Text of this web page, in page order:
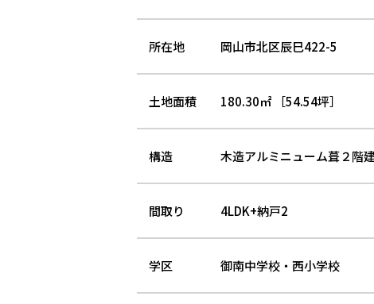
所在地 岡山市北区辰巳422-5
土地面積 180.30㎡ ［54.54坪］
構造 木造アルミニューム葺２階
間取り 4LDK+納戸2
学区 御南中学校・西小学校